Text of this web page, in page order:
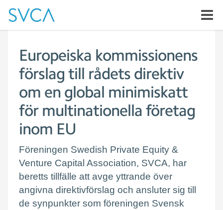
Europeiska kommissionens
förslag till rådets direktiv
om en global minimiskatt
för multinationella företag
inom EU
Föreningen Swedish Private Equity &
Venture Capital Association, SVCA, har
beretts tillfälle att avge yttrande över
angivna direktivförslag och ansluter sig till
de synpunkter som föreningen Svensk